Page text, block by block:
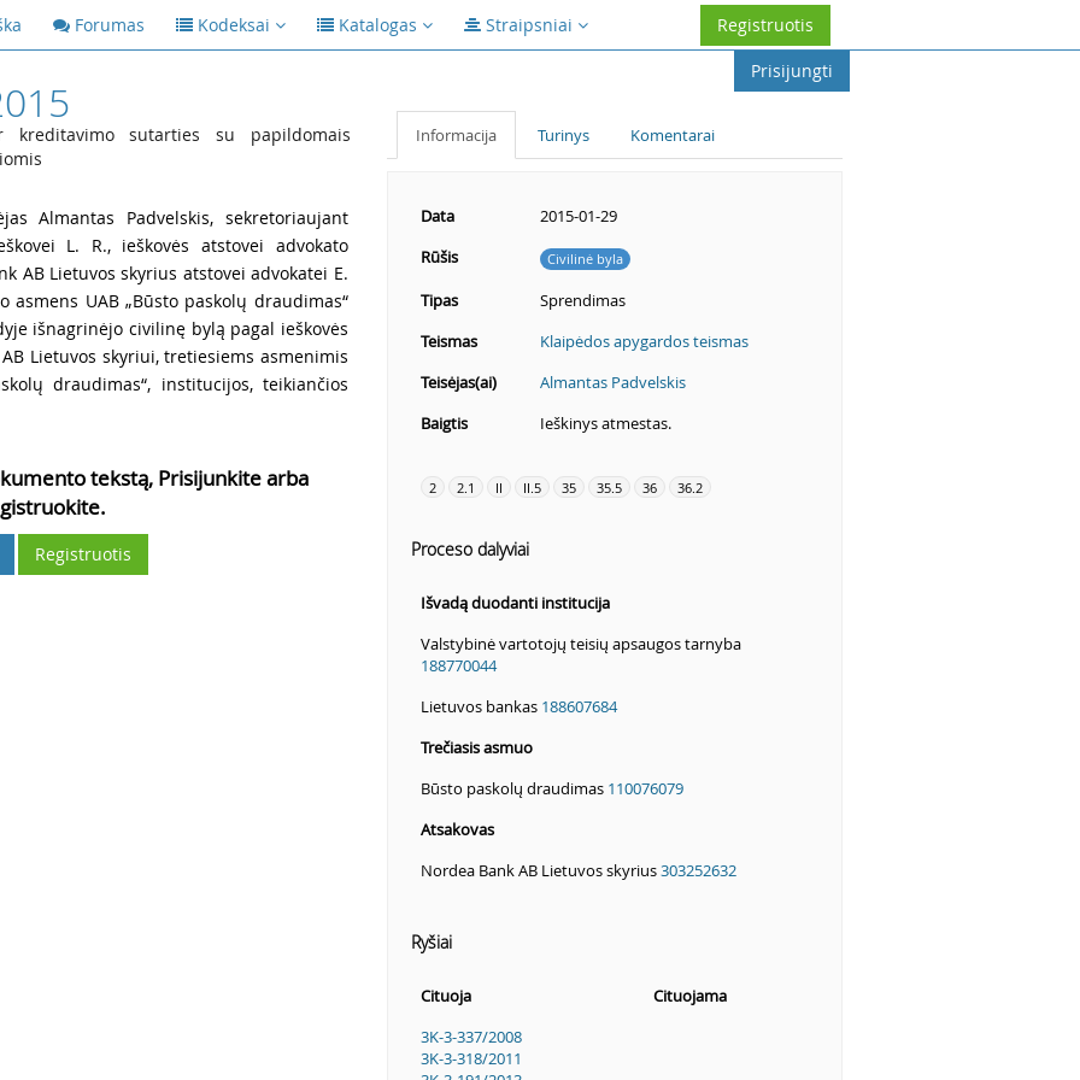
Forumas Kodeksai Katalogas Straipsniai
Registruotis
Prisijungti
sutarties su papildomais
Almantas Padvelskis, sekretoriaujant
L. R., ieškovės atstovei advokato
AB Lietuvos skyrius atstovei advokatei E.
asmens UAB „Būsto paskolų draudimas“
išnagrinėjo civilinę bylą pagal ieškovės
Lietuvos skyriui, tretiesiems asmenimis
draudimas“, institucijos, teikiančios
tekstą, Prisijunkite arba
Registruotis
Informacija Turinys Komentarai
Data
2015-01-29
Rūšis
Civilinė byla
Tipas
Sprendimas
Teismas
Klaipėdos apygardos teismas
Teisėjas(ai)
Almantas Padvelskis
Baigtis
Ieškinys atmestas.
2 2.1 II II.5 35 35.5 36 36.2
Proceso dalyviai
Išvadą duodanti institucija
Valstybinė vartotojų teisių apsaugos tarnyba
188770044
Lietuvos bankas 188607684
Trečiasis asmuo
Būsto paskolų draudimas 110076079
Atsakovas
Nordea Bank AB Lietuvos skyrius303252632
Ryšiai
Cituoja
Cituojama
3K-3-337/2008
3K-3-318/2011